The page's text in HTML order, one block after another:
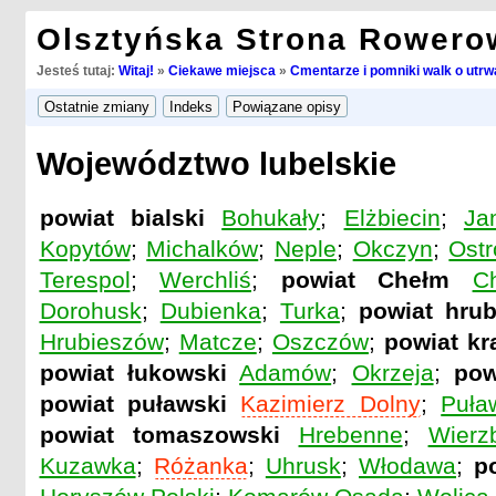
Olsztyńska Strona
Jesteś tutaj: Witaj! » Ciekawe miejsca » Cmentarze i pomniki walk o
Województwo lubelskie
powiat bialski Bohukały; Elżbiecin;
Kopytów; Michalków; Neple; Okczyn;
Terespol;Werchliś; powiat Chełm
Dorohusk; Dubienka; Turka; powiat
Hrubieszów; Matcze; Oszczów; powiat
powiat łukowski Adamów; Okrzeja;
powiat puławski
Kazimierz Dolny;
powiat tomaszowski
Hrebenne;
Kuzawka; Różanka; Uhrusk;Włodawa;